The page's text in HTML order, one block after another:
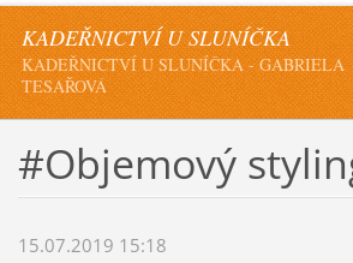
KADEŘNICTVÍ U SLUNÍČKA
KADEŘNICTVÍ U SLUNÍČKA - GABRIELA
TESAŘOVÁ
#Objemový
15.07.2019 15:18